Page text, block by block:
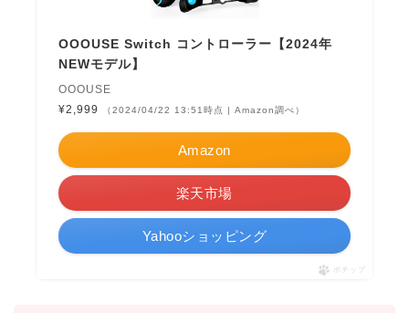
OOOUSE Switch コントローラー【2024年
NEWモデル】
OOOUSE
¥2,999
（2024/04/22 13:51時点 | Amazon調べ）
Amazon
楽天市場
Yahooショッピング
ポチップ